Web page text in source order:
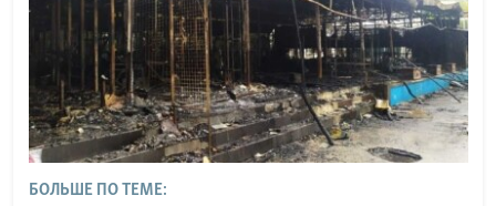
БОЛЬШЕ ПО ТЕМЕ: